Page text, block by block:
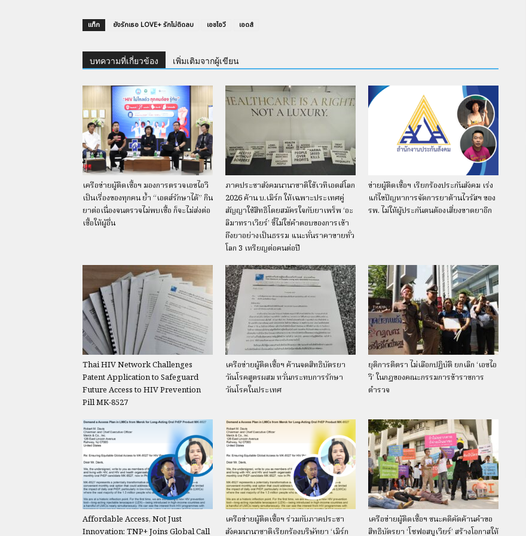
แท็ก ยังรักเธอ LOVE+ รักไม่ติดลบ เอชไอวี เอดส์
บทความที่เกี่ยวข้อง เพิ่มเติมจากผู้เขียน
เครือข่ายผู้ติดเชื้อฯ มองการตรวจเอชไอวี
เป็นเรื่องของทุกคน ย้ำ “เอดส์รักษาได้” กิน
ยาต่อเนื่องจนตรวจไม่พบเชื้อ ก็จะไม่ส่งต่อ
เชื้อให้ผู้อื่น
ภาคประชาสังคมนานาชาติใช้เวทีเอดส์โลก
2026 ค้าน บ.เมิร์ก ให้เฉพาะประเทศคู่
สัญญาใช้สิทธิโดยสมัครใจกับยาเพร็พ ‘อะ
ลิมาทราเวียร์’ ชี้ไม่ใช่คำตอบของการเข้า
ถึงยาอย่างเป็นธรรม แนะหั่นราคาขายทั่ว
โลก 3 เหรียญต่อคนต่อปี
ข่ายผู้ติดเชื้อฯ เรียกร้องประกันสังคม เร่ง
แก้ไขปัญหาการจัดการยาต้านไวรัสฯ ของ
รพ. ไม่ให้ผู้ประกันตนต้องเสี่ยงขาดยาอีก
Thai HIV Network Challenges
Patent Application to Safeguard
Future Access to HIV Prevention
Pill MK-8527
เครือข่ายผู้ติดเชื้อฯ ค้านจดสิทธิบัตรยา
วัณโรคสูตรผสม หวั่นกระทบการรักษา
วัณโรคในประเทศ
ยุติการตีตรา ไม่เลือกปฏิบัติ ยกเลิก ‘เอชไอ
วี’ ในกฎของคณะกรรมการข้าราชการ
ตำรวจ
Affordable Access, Not Just
Innovation: TNP+ Joins Global Call
เครือข่ายผู้ติดเชื้อฯ ร่วมกับภาคประชา
สังคมนานาชาติเรียกร้องบริษัทยา ‘เมิร์ก
เครือข่ายผู้ติดเชื้อฯ ชนะคดีคัดค้านคำขอ
สิทธิบัตรยา ‘โซฟอสบูเวียร์’ สร้างโอกาสให้